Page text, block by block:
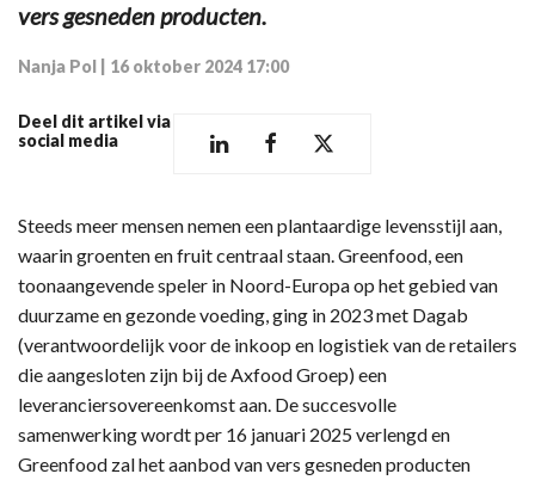
vers gesneden producten.
Nanja Pol 16 oktober 2024 17:00
Deel dit artikel via
social media
Steeds meer mensen nemen een plantaardige levensstijl aan,
waarin groenten en fruit centraal staan. Greenfood, een
toonaangevende speler in Noord-Europa op het gebied van
duurzame en gezonde voeding, ging in 2023 met Dagab
(verantwoordelijk voor de inkoop en logistiek van de retailers
die aangesloten zijn bij de Axfood Groep) een
leveranciersovereenkomst aan. De succesvolle
samenwerking wordt per 16 januari 2025 verlengd en
Greenfood zal het aanbod van vers gesneden producten